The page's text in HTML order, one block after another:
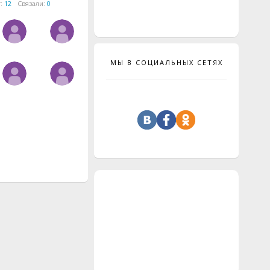
12 Связали: 0
МЫ В СОЦИАЛЬНЫХ СЕТЯХ